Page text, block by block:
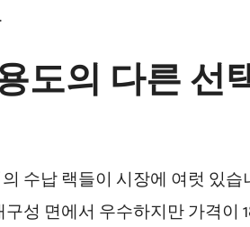
도의 다른 선
수납 랙들이 시장에 여럿 있
성 면에서 우수하지만 가격이